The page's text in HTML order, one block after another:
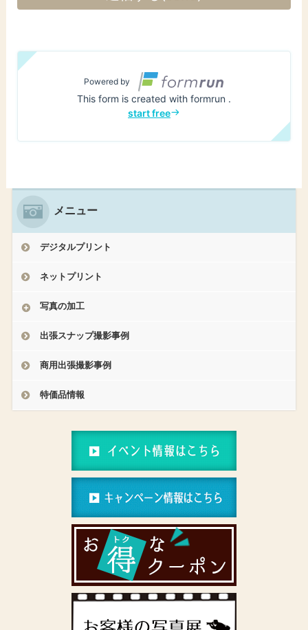
メニュー
デジタルプリント
ネットプリント
写真の加工
出張スナップ撮影事例
商用出張撮影事例
特価品情報